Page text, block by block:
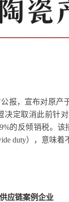
报，宣布对原
定取消此前针
的反倾销税。该
duty），意味
应链案例企业